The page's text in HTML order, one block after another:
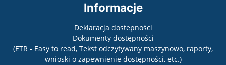
Informacje
Deklaracja dostepności
Dokumenty dostępności
(ETR - Easy to read, Tekst odczytywany maszynowo, raporty,
wnioski o zapewnienie dostępności, etc.)